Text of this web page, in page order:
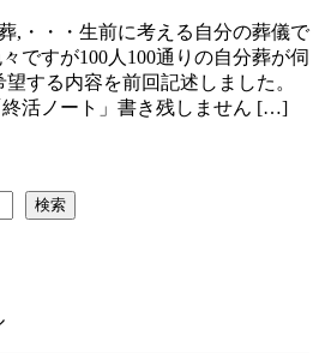
,・・・生前に考える自分の葬儀で
ですが100人100通りの自分葬が伺
する内容を前回記述しました。
活ノート」書き残しません […]
検索